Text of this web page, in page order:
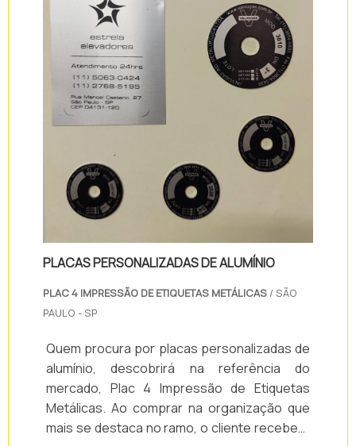
PLACAS PERSONALIZADAS DE ALUMÍNIO
PLAC 4 IMPRESSÃO DE ETIQUETAS METÁLICAS / SÃO
PAULO - SP
Quem procura por placas personalizadas de
alumínio, descobrirá na referência do
mercado, Plac 4 Impressão de Etiquetas
Metálicas. Ao comprar na organização que
mais se destaca no ramo, o cliente receberá